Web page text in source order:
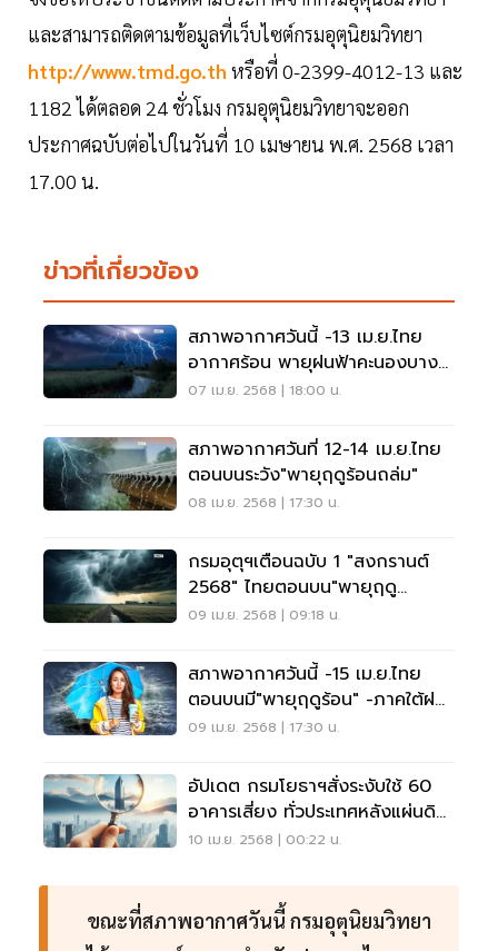
และสามารถติดตามข้อมูลที่เว็บไซต์กรมอุตุนิยมวิทยา
http://www.tmd.go.th หรือที่ 0-2399-4012-13 และ
1182 ได้ตลอด 24 ชั่วโมง กรมอุตุนิยมวิทยาจะออก
ประกาศฉบับต่อไปในวันที่ 10 เมษายน พ.ศ. 2568 เวลา
17.00 น.
ข่าวที่เกี่ยวข้อง
สภาพอากาศวันนี้ -13 เม.ย.ไทย
อากาศร้อน พายุฝนฟ้าคะนองบาง
แห่ง
07 เม.ย. 2568 | 18:00 น.
สภาพอากาศวันที่ 12-14 เม.ย.ไทย
ตอนบนระวัง"พายุฤดูร้อนถล่ม"
08 เม.ย. 2568 | 17:30 น.
กรมอุตุฯเตือนฉบับ 1 "สงกรานต์
2568" ไทยตอนบน"พายุฤดู
ร้อน"ถล่ม
09 เม.ย. 2568 | 09:18 น.
สภาพอากาศวันนี้ -15 เม.ย.ไทย
ตอนบนมี"พายุฤดูร้อน" -ภาคใต้ฝน
เพิ่ม
09 เม.ย. 2568 | 17:30 น.
อัปเดต กรมโยธาฯสั่งระงับใช้ 60
อาคารเสี่ยง ทั่วประเทศหลังแผ่นดิน
ไหว
10 เม.ย. 2568 | 00:22 น.
ขณะที่สภาพอากาศวันนี้ กรมอุตุนิยมวิทยา